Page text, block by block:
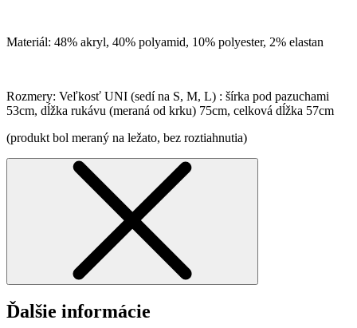
Materiál: 48% akryl, 40% polyamid, 10% polyester, 2% elastan
Rozmery: Veľkosť UNI (sedí na S, M, L) : šírka pod pazuchami
53cm, dĺžka rukávu (meraná od krku) 75cm, celková dĺžka 57cm
(produkt bol meraný na ležato, bez roztiahnutia)
Ďalšie informácie